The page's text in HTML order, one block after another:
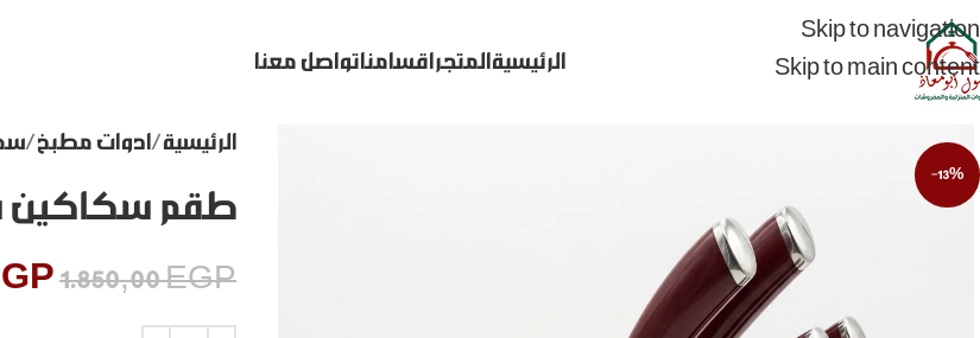
Skip to navigation
Skip to main content
الرئيسية المتجر اقسامنا تواصل معنا
-13%
الرئيسية ادوات مطبخ
طقم سكاكين
1.850,00EGP